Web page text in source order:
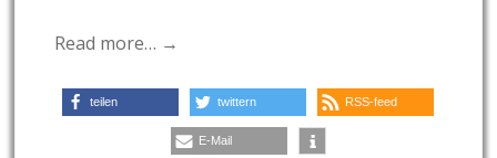
Read more… →
teilen twittern RSS-feed
E-Mail